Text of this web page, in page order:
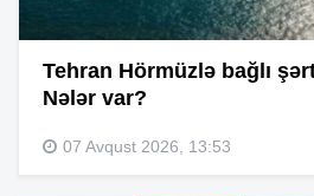
Tehran Hörmüzlə bağlı
Nələr var?
07 Avqust 2026, 13:53